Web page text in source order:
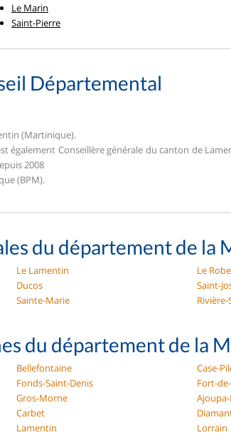
Le Marin
Saint-Pierre
Départemental
(Martinique).
également Conseillère générale du canton de
2008
(BPM).
du département de la
Le Lamentin
Le
Ducos
Saint-
Sainte-Marie
Rivière-
du département de la
Bellefontaine
Case-
Fonds-Saint-Denis
Fort-
Gros-Morne
Carbet
Lamentin Lorrain